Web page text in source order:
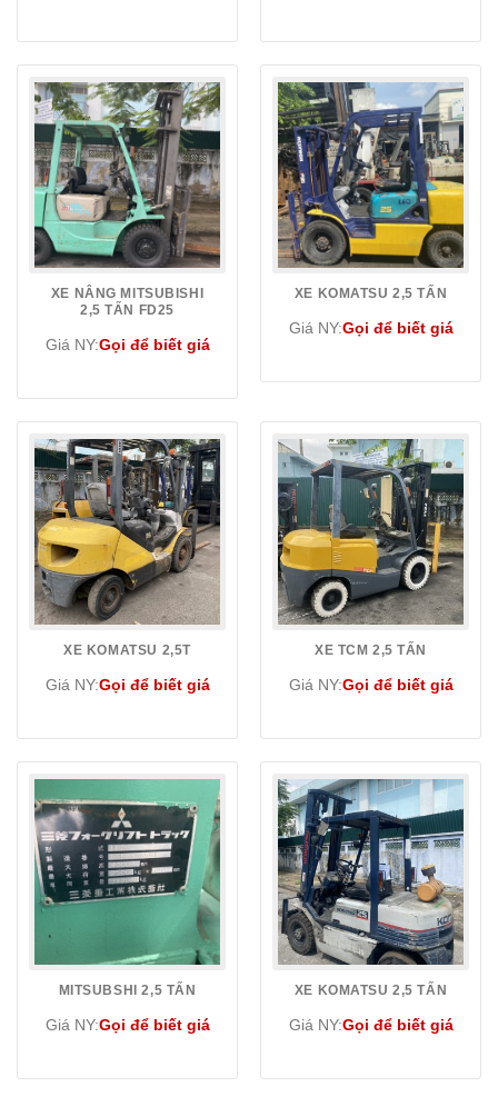
XE NÂNG MITSUBISHI
2,5 TẤN FD25
Giá NY:Gọi để biết giá
XE KOMATSU 2,5 TẤN
Giá NY:Gọi để biết giá
XE KOMATSU 2,5T
Giá NY:Gọi để biết giá
XE TCM 2,5 TẤN
Giá NY:Gọi để biết giá
MITSUBSHI 2,5 TẤN
Giá NY:Gọi để biết giá
XE KOMATSU 2,5 TẤN
Giá NY:Gọi để biết giá